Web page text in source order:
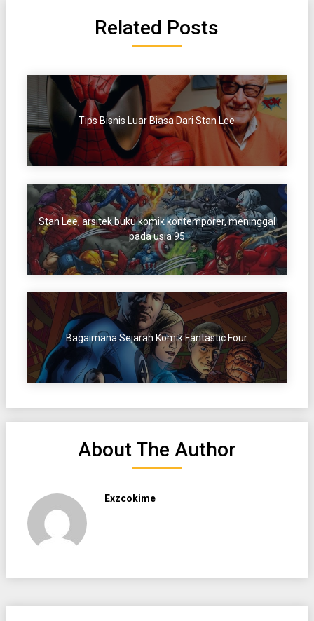
Related Posts
Tips Bisnis Luar Biasa Dari Stan Lee
Stan Lee, arsitek buku komik kontemporer, meninggal
pada usia 95
Bagaimana Sejarah Komik Fantastic Four
About The Author
Exzcokime